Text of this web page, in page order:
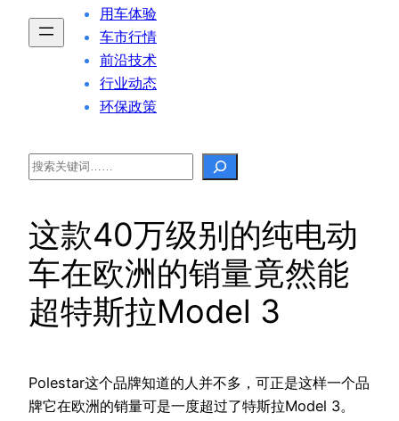
用车体验
车市行情
前沿技术
行业动态
环保政策
Search
这款40万级别的纯电动
车在欧洲的销量竟然能
超特斯拉Model 3
Polestar这个品牌知道的人并不多，可正是这样一个品
牌它在欧洲的销量可是一度超过了特斯拉Model 3。